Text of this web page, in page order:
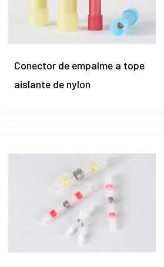
Conector de empalme a tope
aislante de nylon